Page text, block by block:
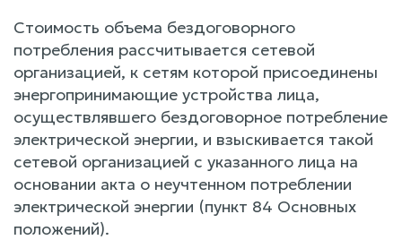
Стоимость объема бездоговорного
потребления рассчитывается сетевой
организацией, к сетям которой присоединены
энергопринимающие устройства лица,
осуществлявшего бездоговорное потребление
электрической энергии, и взыскивается такой
сетевой организацией с указанного лица на
основании акта о неучтенном потреблении
электрической энергии (пункт 84 Основных
положений).